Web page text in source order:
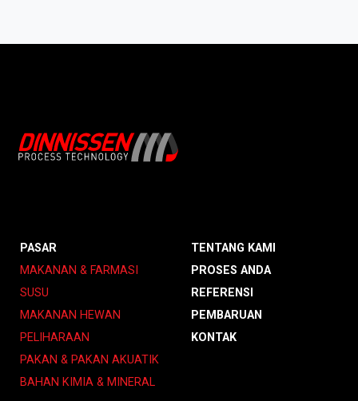
PASAR
MAKANAN & FARMASI
SUSU
MAKANAN HEWAN
PELIHARAAN
PAKAN & PAKAN AKUATIK
BAHAN KIMIA & MINERAL
TENTANG KAMI
PROSES ANDA
REFERENSI
PEMBARUAN
KONTAK